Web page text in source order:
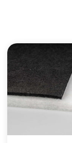
t
i
o
n
: